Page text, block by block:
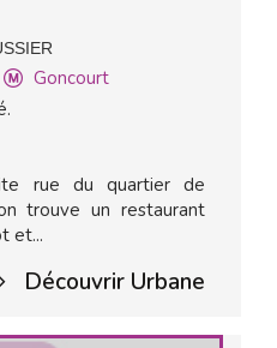
Goncourt
rue du quartier de
trouve un restaurant
et...
Découvrir Urbane